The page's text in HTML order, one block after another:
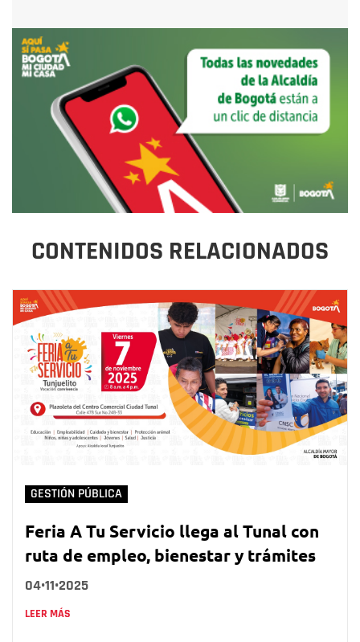
CONTENIDOS RELACIONADOS
GESTIÓN PÚBLICA
Feria A Tu Servicio llega al Tunal con
ruta de empleo, bienestar y trámites
04•11•2025
LEER MÁS